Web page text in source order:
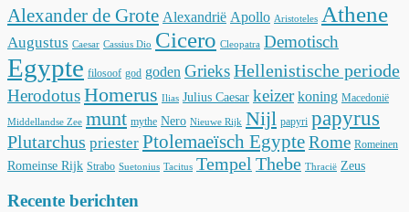
Alexander de Grote Alexandrië Apollo Aristoteles Athene
Augustus Caesar Cassius Dio Cicero Cleopatra Demotisch
Egypte filosoof god goden GrieksHellenistische periode
HerodotusHomerus Ilias Julius Caesar keizer koning Macedonië
Middellandse Zee munt mythe Nero Nieuwe Rijk Nijl papyri papyrus
Plutarchus priester Ptolemaeïsch EgypteRome Romeinen
Romeinse Rijk Strabo Suetonius Tacitus Tempel Thebe Thracië Zeus
Recente berichten